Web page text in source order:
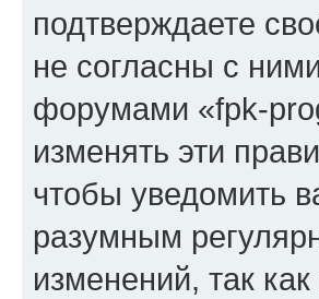
подтверждаете
не согласны с
форумами «fpk-
изменять эти
чтобы уведомить
разумным
изменений, так